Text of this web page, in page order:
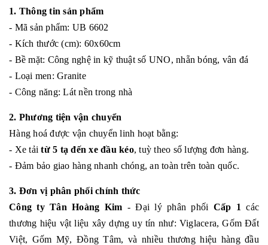
1. Thông tin sản phẩm
- Mã sản phẩm: UB 6602
- Kích thước (cm): 60x60cm
- Bề mặt: Công nghệ in kỹ thuật số UNO, nhẵn bóng, vân đá
- Loại men: Granite
- Công năng: Lát nền trong nhà
2. Phương tiện vận chuyển
Hàng hoá được vận chuyển linh hoạt bằng:
- Xe tảitừ 5 tạ đến xe đầu kéo, tuỳ theo số lượng đơn hàng.
- Đảm bảo giao hàng nhanh chóng, an toàn trên toàn quốc.
3. Đơn vị phân phối chính thức
Công ty Tân Hoàng Kim - Đại lý phân phối Cấp 1 các
thương hiệu vật liệu xây dựng uy tín như: Viglacera, Gốm Đất
Việt, Gốm Mỹ, Đồng Tâm, và nhiều thương hiệu hàng đầu